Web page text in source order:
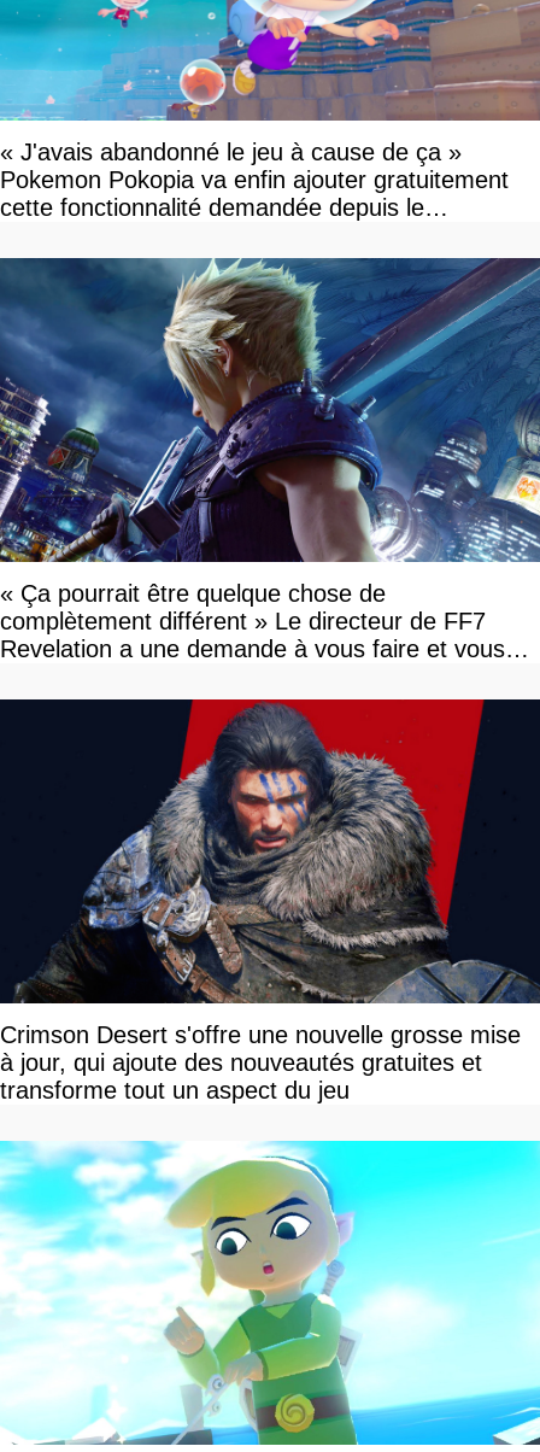
« J'avais abandonné le jeu à cause de ça »
Pokemon Pokopia va enfin ajouter gratuitement
cette fonctionnalité demandée depuis le
« Ça pourrait être quelque chose de
complètement différent » Le directeur de FF7
Revelation a une demande à vous faire et vous
Crimson Desert s'offre une nouvelle grosse mise
à jour, qui ajoute des nouveautés gratuites et
transforme tout un aspect du jeu